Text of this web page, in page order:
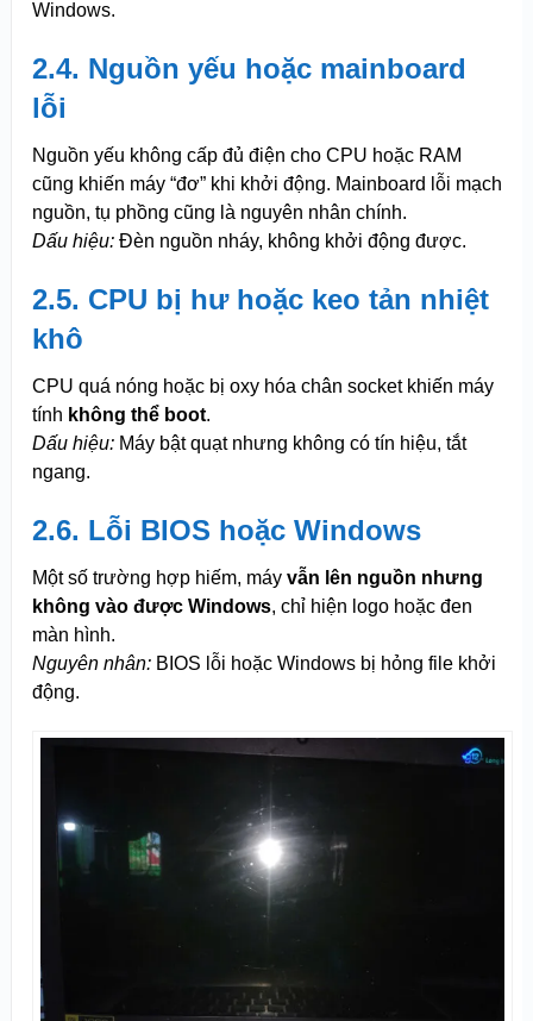
Windows.
2.4. Nguồn yếu hoặc mainboard
lỗi
Nguồn yếu không cấp đủ điện cho CPU hoặc RAM
cũng khiến máy “đơ” khi khởi động. Mainboard lỗi mạch
nguồn, tụ phồng cũng là nguyên nhân chính.
Dấu hiệu:Đèn nguồn nháy, không khởi động được.
2.5. CPU bị hư hoặc keo tản nhiệt
khô
CPU quá nóng hoặc bị oxy hóa chân socket khiến máy
tính không thể boot.
Dấu hiệu:Máy bật quạt nhưng không có tín hiệu, tắt
ngang.
2.6. Lỗi BIOS hoặc Windows
Một số trường hợp hiếm, máy vẫn lên nguồn nhưng
không vào được Windows, chỉ hiện logo hoặc đen
màn hình.
Nguyên nhân:BIOS lỗi hoặc Windows bị hỏng file khởi
động.